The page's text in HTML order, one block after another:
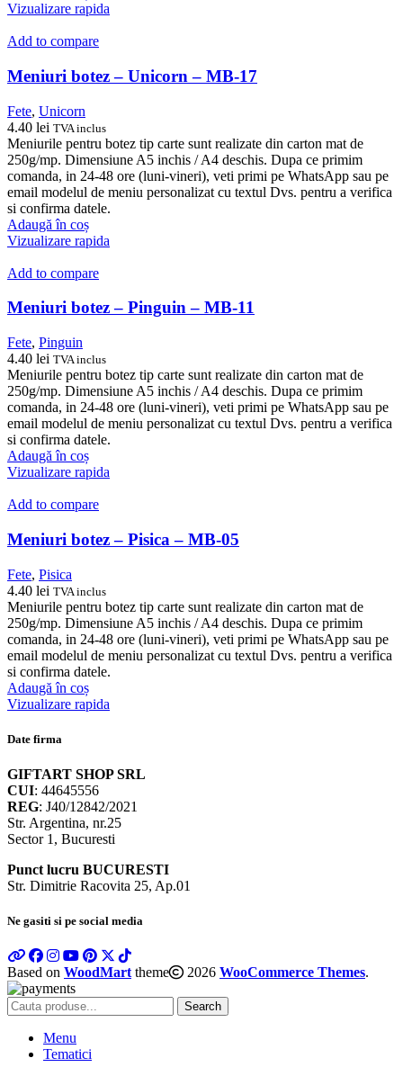
Vizualizare rapida
Add to compare
Meniuri botez – Unicorn – MB-17
Fete, Unicorn
4.40 lei TVA inclus
Meniurile pentru botez tip carte sunt realizate din carton mat de
250g/mp. Dimensiune A5 inchis / A4 deschis. Dupa ce primim
comanda, in 24-48 ore (luni-vineri), veti primi pe WhatsApp sau pe
email modelul de meniu personalizat cu textul Dvs. pentru a verifica
si confirma datele.
Adaugă în coș
Vizualizare rapida
Add to compare
Meniuri botez – Pinguin – MB-11
Fete, Pinguin
4.40 lei TVA inclus
Meniurile pentru botez tip carte sunt realizate din carton mat de
250g/mp. Dimensiune A5 inchis / A4 deschis. Dupa ce primim
comanda, in 24-48 ore (luni-vineri), veti primi pe WhatsApp sau pe
email modelul de meniu personalizat cu textul Dvs. pentru a verifica
si confirma datele.
Adaugă în coș
Vizualizare rapida
Add to compare
Meniuri botez – Pisica – MB-05
Fete, Pisica
4.40 lei TVA inclus
Meniurile pentru botez tip carte sunt realizate din carton mat de
250g/mp. Dimensiune A5 inchis / A4 deschis. Dupa ce primim
comanda, in 24-48 ore (luni-vineri), veti primi pe WhatsApp sau pe
email modelul de meniu personalizat cu textul Dvs. pentru a verifica
si confirma datele.
Adaugă în coș
Vizualizare rapida
Date firma
GIFTART SHOP SRL
CUI: 44645556
REG: J40/12842/2021
Str. Argentina, nr.25
Sector 1, Bucuresti
Punct lucru BUCURESTI
Str. Dimitrie Racovita 25, Ap.01
Ne gasiti si pe social media
Based on WoodMart theme 2026 WooCommerce Themes.
Search
Menu
Tematici